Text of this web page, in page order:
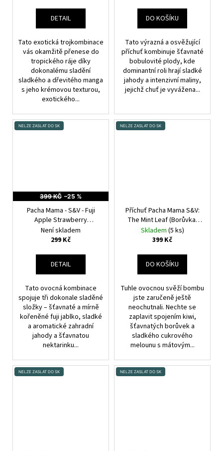
DETAIL
Tato exotická trojkombinace
vás okamžitě přenese do
tropického ráje díky
dokonalému sladění
sladkého a dřevitého manga
s jeho krémovou texturou,
exotického...
DO KOŠÍKU
Tato výrazná a osvěžující
příchuť kombinuje šťavnaté
bobulovité plody, kde
dominantní roli hrají sladké
jahody a intenzivní maliny,
jejichž chuť je vyvážena...
NELZE ZASLAT DO SK
399 KČ –25 %
Pacha Mama - S&V - Fuji
Apple Strawberry
Nectarine - 10mlJablko,
jahoda a nektarinka
Není skladem
299 Kč
DETAIL
Tato ovocná kombinace
spojuje tři dokonale sladěné
složky – šťavnaté a mírně
kořeněné fuji jablko, sladké
a aromatické zahradní
jahody a šťavnatou
nektarinku...
NELZE ZASLAT DO SK
Příchuť Pacha Mama S&V:
The Mint Leaf (Borůvka,
kiwi, máta a cukrový
meloun) 10ml
Skladem (5 ks)
399 Kč
DO KOŠÍKU
Tuhle ovocnou svěží bombu
jste zaručeně ještě
neochutnali. Nechte se
zaplavit spojením kiwi,
šťavnatých borůvek a
sladkého cukrového
melounu s mátovým...
NELZE ZASLAT DO SK NELZE ZASLAT DO SK